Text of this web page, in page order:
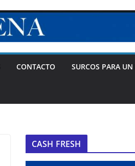
CONTACTO SURCOS PARA
CASH FRESH